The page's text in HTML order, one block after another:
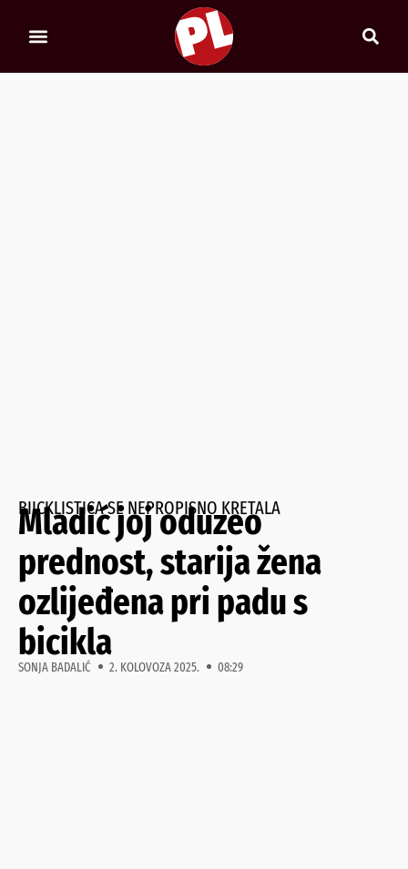
BIICKLISTICA SE NEPROPISNO KRETALA
Mladić joj oduzeo
prednost, starija žena
ozlijeđena pri padu s
bicikla
SONJA BADALIĆ 2. KOLOVOZA 2025. 08:29